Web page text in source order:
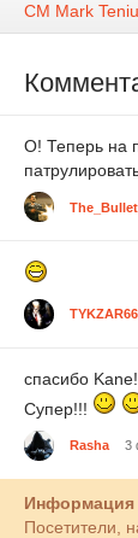
CM Mark
О! Теперь на
The_Bullet
спасибо
Супер!!!
Rasha 3
Информация
Посетители,